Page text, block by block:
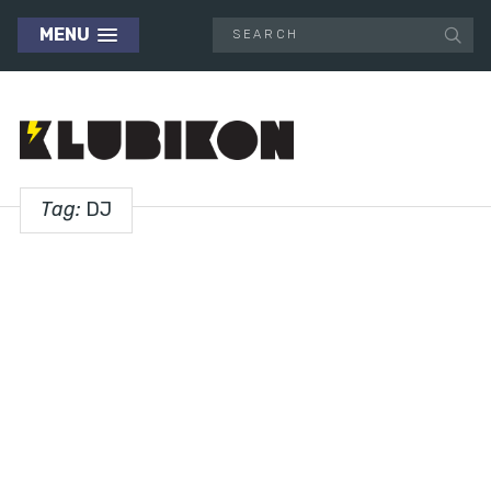
MENU
Tag: DJ